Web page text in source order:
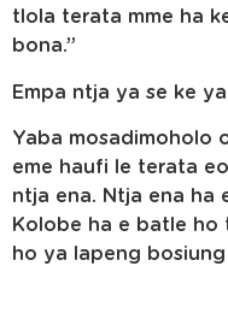
tlola terata mme ha
bona.”
Empa ntja ya se ke
Yaba mosadimoholo
eme haufi le terata
ntja ena. Ntja ena ha
Kolobe ha e batle ho
ho ya lapeng bosiung